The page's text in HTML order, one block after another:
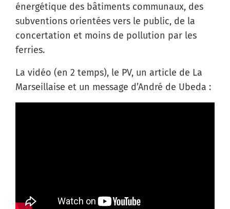
énergétique des bâtiments communaux, des
subventions orientées vers le public, de la
concertation et moins de pollution par les
ferries.
La vidéo (en 2 temps), le PV, un article de La
Marseillaise et un message d’André de Ubeda :